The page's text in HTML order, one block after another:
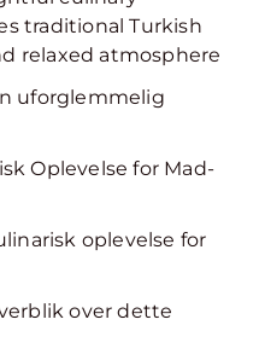
traditional Turkish
relaxed atmosphere
uforglemmelig
Oplevelse for Mad-
oplevelse for
over dette